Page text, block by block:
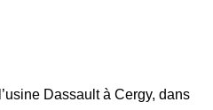
Dassault à Cergy, dans